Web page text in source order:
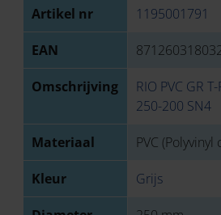
Artikel nr 1195001791
EAN
Omschrijving
RIO PVC GR
250-200 SN4
Materiaal PVC
Kleur Grijs